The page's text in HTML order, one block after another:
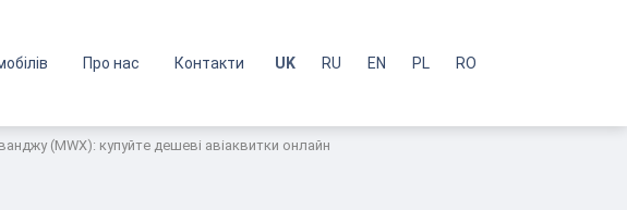
Про нас Контакти UK RU EN PL RO
(MWX): купуйте дешеві авіаквитки онлайн